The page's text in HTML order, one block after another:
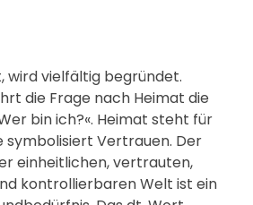
wird vielfältig begründet.
die Frage nach Heimat die
bin ich?«. Heimat steht für
symbolisiert Vertrauen. Der
einheitlichen, vertrauten,
kontrollierbaren Welt ist ein